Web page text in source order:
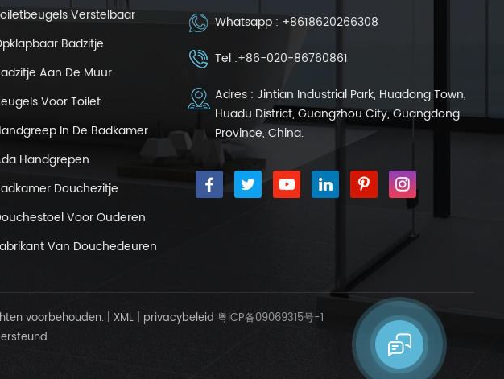
Verstelbaar
Badzitje
Aan De Muur
Voor Toilet
In De Badkamer
Handgrepen
Douchezitje
Voor Ouderen
Van Douchedeuren
Whatsapp : +8618620266308
Tel :+86-020-86760861
Adres : Jintian Industrial Park, Huadong Town,
Huadu District, Guangzhou City, Guangdong
Province, China.
voorbehouden. | XML | privacybeleid 粤ICP备09069315号-1